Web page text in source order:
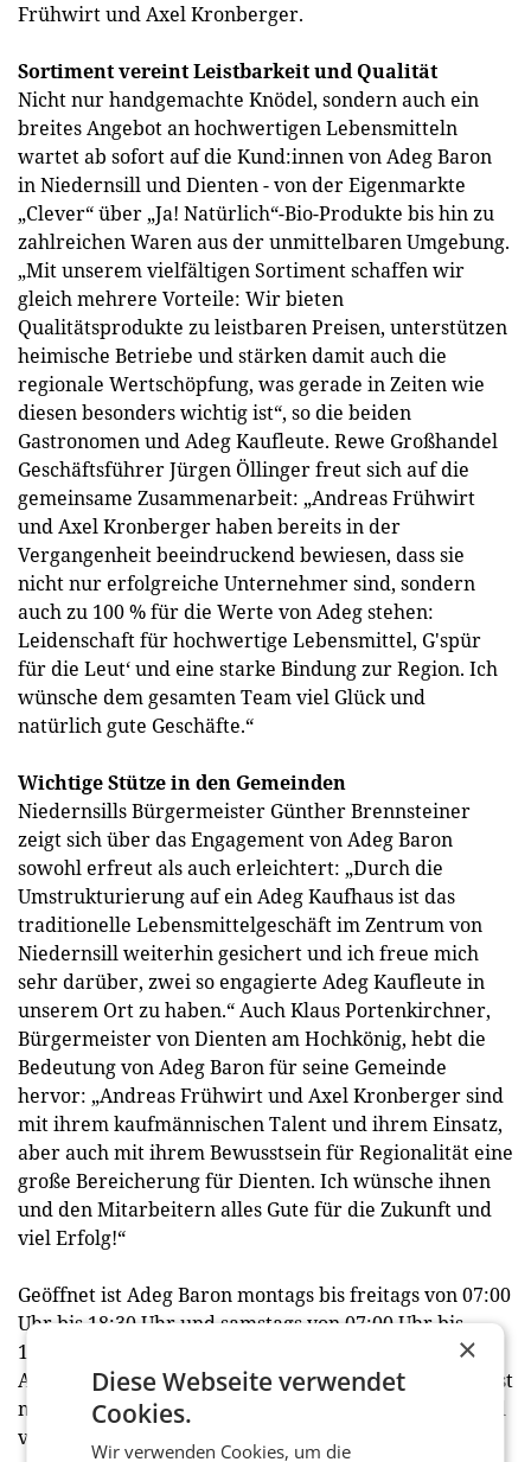
Frühwirt und Axel Kronberger.
Sortiment vereint Leistbarkeit und Qualität
Nicht nur handgemachte Knödel, sondern auch ein
breites Angebot an hochwertigen Lebensmitteln
wartet ab sofort auf die Kund:innen von Adeg Baron
in Niedernsill und Dienten - von der Eigenmarkte
„Clever“ über „Ja! Natürlich“-Bio-Produkte bis hin zu
zahlreichen Waren aus der unmittelbaren Umgebung.
„Mit unserem vielfältigen Sortiment schaffen wir
gleich mehrere Vorteile: Wir bieten
Qualitätsprodukte zu leistbaren Preisen, unterstützen
heimische Betriebe und stärken damit auch die
regionale Wertschöpfung, was gerade in Zeiten wie
diesen besonders wichtig ist“, so die beiden
Gastronomen und Adeg Kaufleute. Rewe Großhandel
Geschäftsführer Jürgen Öllinger freut sich auf die
gemeinsame Zusammenarbeit: „Andreas Frühwirt
und Axel Kronberger haben bereits in der
Vergangenheit beeindruckend bewiesen, dass sie
nicht nur erfolgreiche Unternehmer sind, sondern
auch zu 100 % für die Werte von Adeg stehen:
Leidenschaft für hochwertige Lebensmittel, G'spür
für die Leut‘ und eine starke Bindung zur Region. Ich
wünsche dem gesamten Team viel Glück und
natürlich gute Geschäfte.“
Wichtige Stütze in den Gemeinden
Niedernsills Bürgermeister Günther Brennsteiner
zeigt sich über das Engagement von Adeg Baron
sowohl erfreut als auch erleichtert: „Durch die
Umstrukturierung auf ein Adeg Kaufhaus ist das
traditionelle Lebensmittelgeschäft im Zentrum von
Niedernsill weiterhin gesichert und ich freue mich
sehr darüber, zwei so engagierte Adeg Kaufleute in
unserem Ort zu haben.“ Auch Klaus Portenkirchner,
Bürgermeister von Dienten am Hochkönig, hebt die
Bedeutung von Adeg Baron für seine Gemeinde
hervor: „Andreas Frühwirt und Axel Kronberger sind
mit ihrem kaufmännischen Talent und ihrem Einsatz,
aber auch mit ihrem Bewusstsein für Regionalität eine
große Bereicherung für Dienten. Ich wünsche ihnen
und den Mitarbeitern alles Gute für die Zukunft und
viel Erfolg!“
Geöffnet ist Adeg Baron montags bis freitags von 07:00
Uhr bis 18:30 Uhr und samstags von 07:00 Uhr bis
13:00 Uhr in der Bahnhofstraße 2, 5722 Niedernsill.
Adeg Baron in Dorf 27, 5652 Dienten am Hochkönig, ist
montags bis samstags von 07:00 Uhr bis 13:00 Uhr und
von 14:00 Uhr bis 18:00 Uhr geöffnet.
×
Diese Webseite verwendet
Cookies.
Wir verwenden Cookies, um die